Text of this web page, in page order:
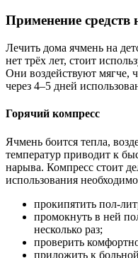
Применение
Лечить дома ячмень на
нет трёх лет, стоит
Они воздействуют мягче,
через 4–5 дней
Горячий компресс
Ячмень боится тепла,
температур приводит к
нарыва. Компресс стоит
использования
прокипятить пол-
промокнуть в ней
несколько раз;
проверить
приложить к